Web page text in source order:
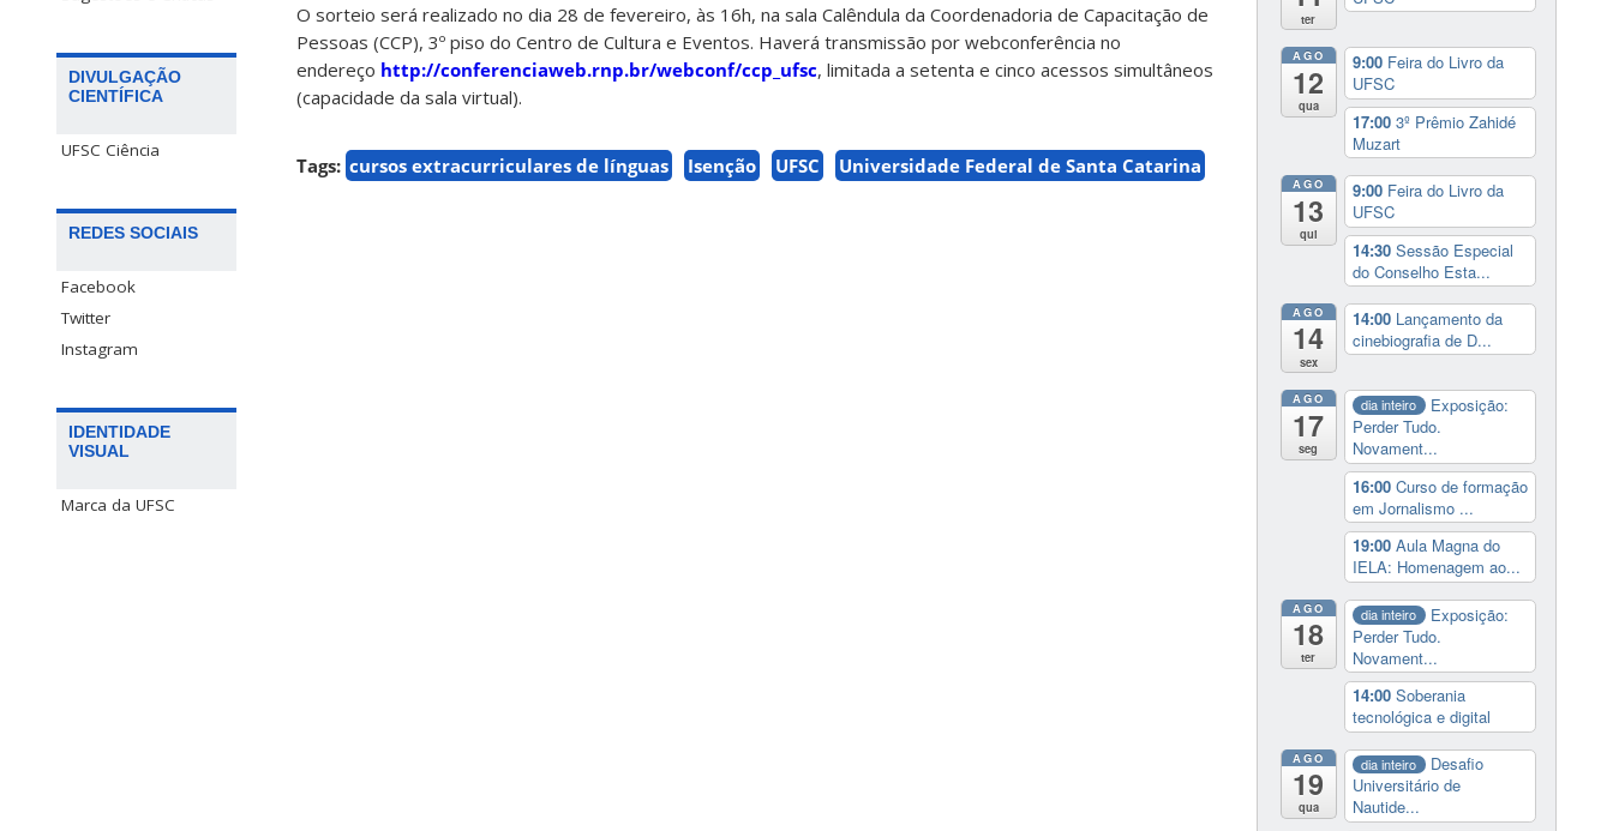
DIVULGAÇÃO
CIENTÍFICA
UFSC Ciência
REDES SOCIAIS
Facebook
Twitter
Instagram
IDENTIDADE
VISUAL
Marca da UFSC
O sorteio será realizado no dia 28 de fevereiro, às 16h, na sala Calêndula da Coordenadoria de Capacitação de
Pessoas (CCP), 3º piso do Centro de Cultura e Eventos. Haverá transmissão por webconferência no
endereço http://conferenciaweb.rnp.br/webconf/ccp_ufsc, limitada a setenta e cinco acessos simultâneos
(capacidade da sala virtual).
Tags: cursos extracurriculares de línguas Isenção UFSC Universidade Federal de Santa Catarina
ter
AGO
12
qua
9:00 Feira do Livro da
UFSC
17:00 3º Prêmio Zahidé
Muzart
AGO
13
qui
9:00 Feira do Livro da
UFSC
14:30 Sessão Especial
do Conselho Esta...
AGO
14
sex
14:00 Lançamento da
cinebiografia de D...
AGO
17
seg
dia inteiro
Exposição:
Perder Tudo.
Novament...
16:00 Curso de formação
em Jornalismo ...
19:00 Aula Magna do
IELA: Homenagem ao...
AGO
18
ter
dia inteiro
Exposição:
Perder Tudo.
Novament...
14:00 Soberania
tecnológica e digital
AGO
19
qua
dia inteiro
Desafio
Universitário de
Nautide...